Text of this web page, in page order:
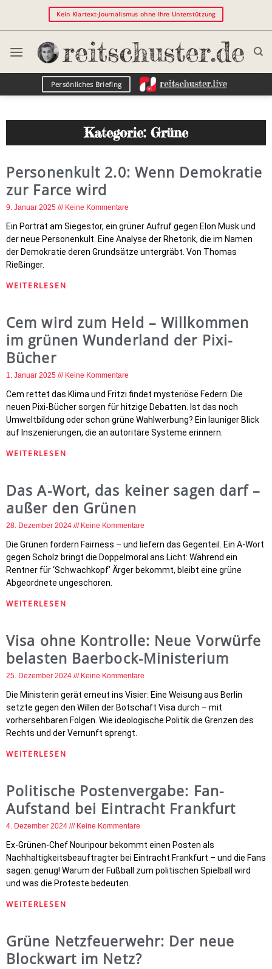
Kein Klartext-Journalismus ohne Ihre Unterstützung
Persönliches Briefing
Kategorie: Grüne
Personenkult 2.0: Wenn Demokratie
zur Farce wird
9. Januar 2025 Keine Kommentare
Ein Porträt am Siegestor, ein grüner Aufruf gegen Elon Musk und
der neue Personenkult. Eine Analyse der Rhetorik, die im Namen
der Demokratie deren Grundsätze untergräbt. Von Thomas
Rießinger.
WEITERLESEN
Cem wird zum Held – Willkommen
im grünen Wunderland der Pixi-
Bücher
1. Januar 2025 Keine Kommentare
Cem rettet das Klima und Fritzi findet mysteriöse Federn: Die
neuen Pixi-Bücher sorgen für hitzige Debatten. Ist das noch
Umweltbildung oder schon grüne Wahlwerbung? Ein launiger Blick
auf Inszenierungen, die an autoritäre Systeme erinnern.
WEITERLESEN
Das A-Wort, das keiner sagen darf –
außer den Grünen
28. Dezember 2024 Keine Kommentare
Die Grünen fordern Fairness – und liefern das Gegenteil. Ein A-Wort
gegen Scholz bringt die Doppelmoral ans Licht: Während ein
Rentner für ‘Schwachkopf’ Ärger bekommt, bleibt eine grüne
Abgeordnete ungeschoren.
WEITERLESEN
Visa ohne Kontrolle: Neue Vorwürfe
belasten Baerbock-Ministerium
25. Dezember 2024 Keine Kommentare
Die Ministerin gerät erneut ins Visier: Eine Weisung aus Berlin
setzte gegen den Willen der Botschaft Visa durch – mit
vorhersehbaren Folgen. Wie ideologische Politik die Grenzen des
Rechts und der Vernunft sprengt.
WEITERLESEN
Politische Postenvergabe: Fan-
Aufstand bei Eintracht Frankfurt
4. Dezember 2024 Keine Kommentare
Ex-Grünen-Chef Nouripour bekommt einen Posten als
Nachhaltigkeitsbeauftragter bei Eintracht Frankfurt – und die Fans
sagen: genug! Warum der Fußball zum politischen Spielball wird
und was die Proteste bedeuten.
WEITERLESEN
Grüne Netzfeuerwehr: Der neue
Blockwart im Netz?